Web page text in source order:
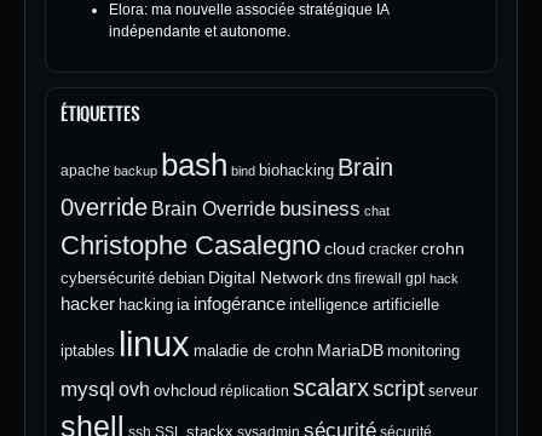
Elora: ma nouvelle associée stratégique IA
indépendante et autonome.
ÉTIQUETTES
apache backup bash bind biohacking Brain
0verride Brain Override business chat
Christophe Casalegnocloud cracker crohn
cybersécurité debian Digital Network dns firewall gpl hack
hacker hacking ia infogérance intelligence artificielle
iptables linux maladie de crohn MariaDB monitoring
mysql ovh ovhcloud réplication scalarxscript serveur
shell ssh SSL stackx sysadmin sécurité sécurité